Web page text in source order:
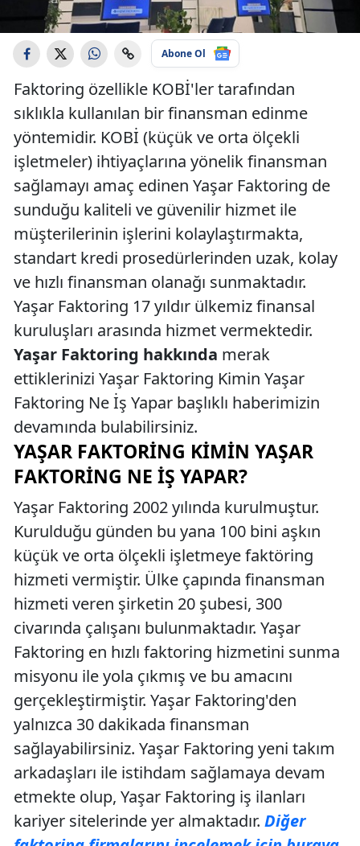
Abone Ol
Faktoring özellikle KOBİ'ler tarafından
sıklıkla kullanılan bir finansman edinme
yöntemidir. KOBİ (küçük ve orta ölçekli
işletmeler) ihtiyaçlarına yönelik finansman
sağlamayı amaç edinen Yaşar Faktoring de
sunduğu kaliteli ve güvenilir hizmet ile
müşterilerinin işlerini kolaylaştırmakta,
standart kredi prosedürlerinden uzak, kolay
ve hızlı finansman olanağı sunmaktadır.
Yaşar Faktoring 17 yıldır ülkemiz finansal
kuruluşları arasında hizmet vermektedir.
Yaşar Faktoring hakkında merak
ettiklerinizi Yaşar Faktoring Kimin Yaşar
Faktoring Ne İş Yapar başlıklı haberimizin
devamında bulabilirsiniz.
YAŞAR FAKTORING KIMIN YAŞAR
FAKTORING NE İŞ YAPAR?
Yaşar Faktoring 2002 yılında kurulmuştur.
Kurulduğu günden bu yana 100 bini aşkın
küçük ve orta ölçekli işletmeye faktöring
hizmeti vermiştir. Ülke çapında finansman
hizmeti veren şirketin 20 şubesi, 300
civarında çalışanı bulunmaktadır. Yaşar
Faktoring en hızlı faktoring hizmetini sunma
misyonu ile yola çıkmış ve bu amacını
gerçekleştirmiştir. Yaşar Faktoring'den
yalnızca 30 dakikada finansman
sağlayabilirsiniz. Yaşar Faktoring yeni takım
arkadaşları ile istihdam sağlamaya devam
etmekte olup, Yaşar Faktoring iş ilanları
kariyer sitelerinde yer almaktadır. Diğer